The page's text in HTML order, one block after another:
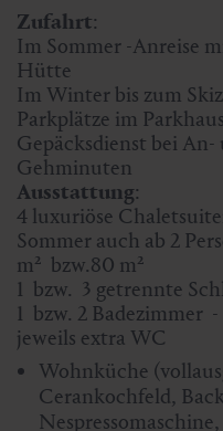
Zufahrt:
Im Sommer -Anreise
Hütte
Im Winter bis zum
Parkplätze im
Gepäcksdienst bei An-
Gehminuten
Ausstattung:
4 luxuriöse
Sommer auch ab 2
m² bzw.80 m²
1 bzw. 3 getrennte
1 bzw. 2 Badezimmer
jeweils extra WC
Wohnküche
Cerankochfeld,